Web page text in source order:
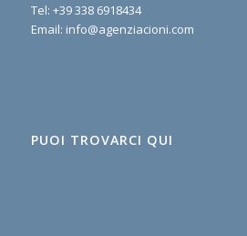
Tel: +39 338 6918434
Email: info@agenziacioni.com
PUOI TROVARCI QUI